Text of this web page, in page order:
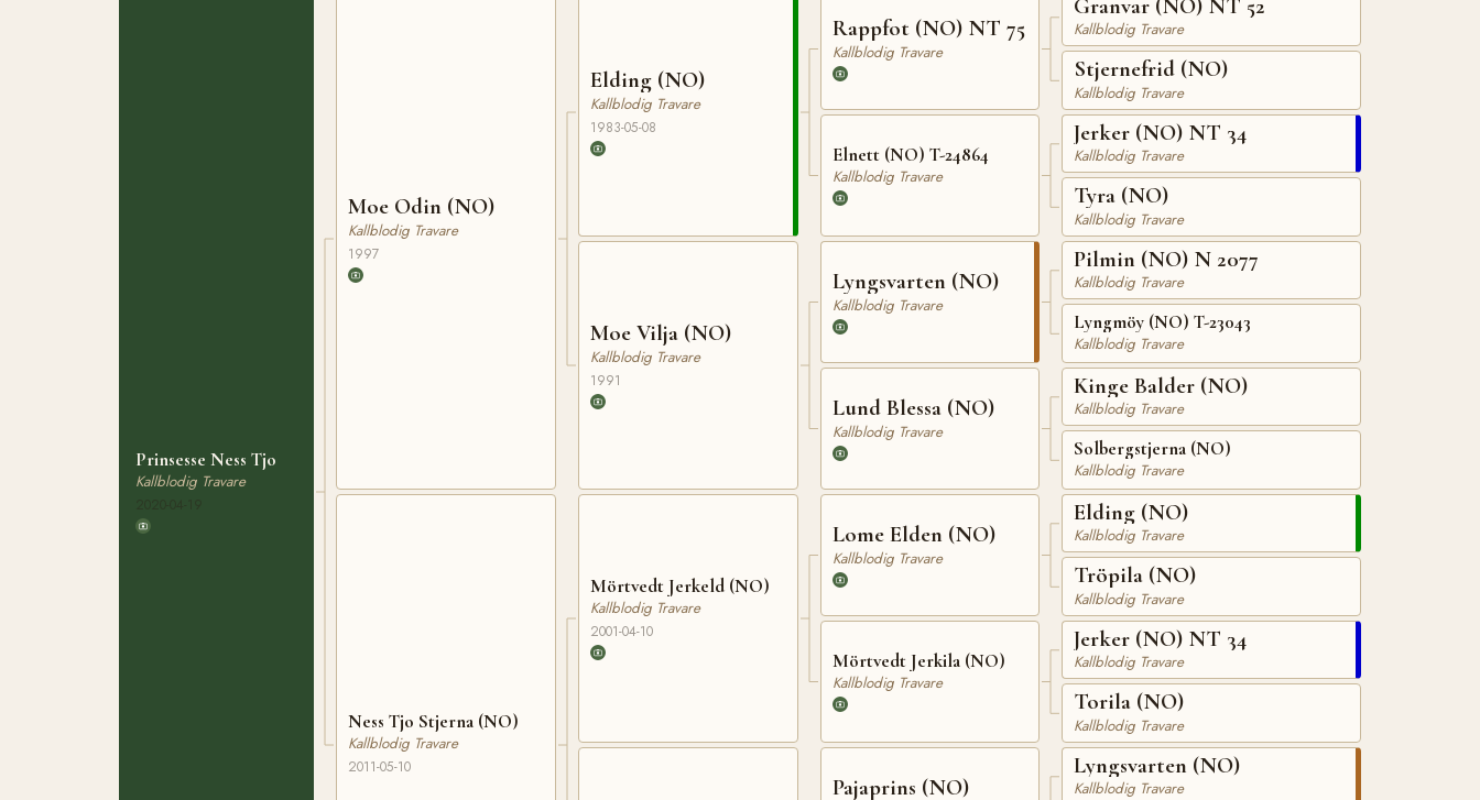
Prinsesse Ness Tjo
Kallblodig Travare
Moe Odin (NO)
Kallblodig Travare
1997
Ness Tjo Stjerna (NO)
Kallblodig Travare
2011-05-10
Elding (NO)
Kallblodig Travare
1983-05-08
Moe Vilja (NO)
Kallblodig Travare
1991
Mörtvedt Jerkeld (NO)
Kallblodig Travare
2001-04-10
Rappfot (NO) NT 75
Kallblodig Travare
Elnett (NO) T-24864
Kallblodig Travare
Lyngsvarten (NO)
Kallblodig Travare
Lund Blessa (NO)
Kallblodig Travare
Lome Elden (NO)
Kallblodig Travare
Mörtvedt Jerkila (NO)
Kallblodig Travare
Pajaprins (NO)
Granvar (NO) NT 52
Kallblodig Travare
Stjernefrid (NO)
Kallblodig Travare
Jerker (NO) NT 34
Kallblodig Travare
Tyra (NO)
Kallblodig Travare
Pilmin (NO) N 2077
Kallblodig Travare
Lyngmöy (NO) T-23043
Kallblodig Travare
Kinge Balder (NO)
Kallblodig Travare
Solbergstjerna (NO)
Kallblodig Travare
Elding (NO)
Kallblodig Travare
Tröpila (NO)
Kallblodig Travare
Jerker (NO) NT 34
Kallblodig Travare
Torila (NO)
Kallblodig Travare
Lyngsvarten (NO)
Kallblodig Travare